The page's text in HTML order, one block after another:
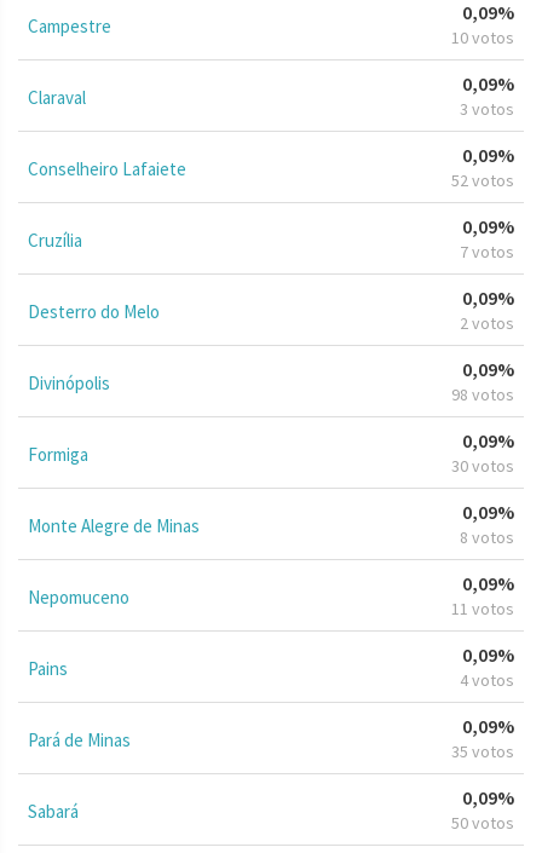
Campestre
0,09%
10 votos
Claraval
0,09%
3 votos
Conselheiro Lafaiete
0,09%
52 votos
Cruzília
0,09%
7 votos
Desterro do Melo
0,09%
2 votos
Divinópolis
0,09%
98 votos
Formiga
0,09%
30 votos
Monte Alegre de Minas
0,09%
8 votos
Nepomuceno
0,09%
11 votos
Pains
0,09%
4 votos
Pará de Minas
0,09%
35 votos
Sabará
0,09%
50 votos